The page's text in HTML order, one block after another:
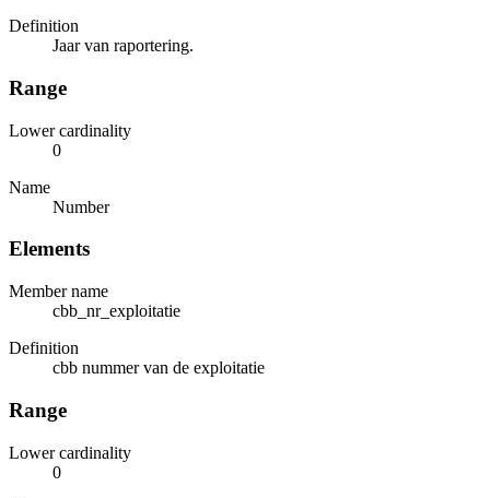
Definition
Jaar van raportering.
Range
Lower cardinality
0
Name
Number
Elements
Member name
cbb_nr_exploitatie
Definition
cbb nummer van de exploitatie
Range
Lower cardinality
0